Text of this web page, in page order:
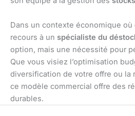
Dans un contexte économique
recours à un spécialiste du
option, mais une nécessité pour
Que vous visiez l’optimisation
diversification de votre offre ou la
ce modèle commercial offre des
durables.